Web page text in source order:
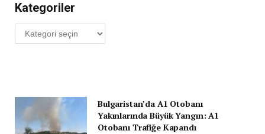
Kategoriler
Kategoriler
Bulgaristan’da A1 Otobanı
Yakınlarında Büyük Yangın: A1
Otobanı Trafiğe Kapandı